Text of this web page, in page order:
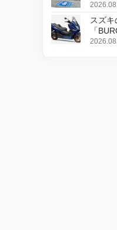
スズ
「
更し、